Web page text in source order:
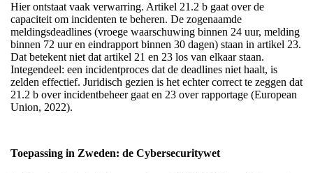
Hier ontstaat vaak verwarring. Artikel 21.2 b gaat over de
capaciteit om incidenten te beheren. De zogenaamde
meldingsdeadlines (vroege waarschuwing binnen 24 uur, melding
binnen 72 uur en eindrapport binnen 30 dagen) staan in artikel 23.
Dat betekent niet dat artikel 21 en 23 los van elkaar staan.
Integendeel: een incidentproces dat de deadlines niet haalt, is
zelden effectief. Juridisch gezien is het echter correct te zeggen dat
21.2 b over incidentbeheer gaat en 23 over rapportage (European
Union, 2022).
Toepassing in Zweden: de Cybersecuritywet